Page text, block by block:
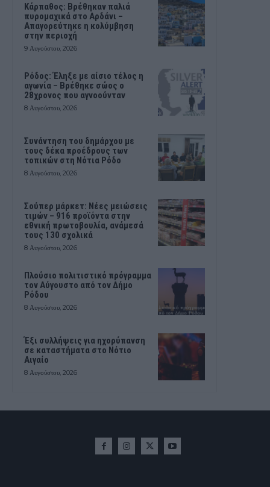
Κάρπαθος: Βρέθηκαν παλιά
πυρομαχικά στο Αρδάνι –
Απαγορεύτηκε η κολύμβηση
στην περιοχή
9 Αυγούστου, 2026
Ρόδος: Έληξε με αίσιο τέλος η
αγωνία – Βρέθηκε σώος ο
28χρονος που αγνοούνταν
8 Αυγούστου, 2026
Συνάντηση του δημάρχου με
τους δέκα προέδρους των
τοπικών στη Νότια Ρόδο
8 Αυγούστου, 2026
Σούπερ μάρκετ: Νέες μειώσεις
τιμών – 916 προϊόντα στην
εθνική πρωτοβουλία, ανάμεσά
τους 130 σχολικά
8 Αυγούστου, 2026
Πλούσιο πολιτιστικό πρόγραμμα
τον Αύγουστο από τον Δήμο
Ρόδου
8 Αυγούστου, 2026
Έξι συλλήψεις για ηχορύπανση
σε καταστήματα στο Νότιο
Αιγαίο
8 Αυγούστου, 2026